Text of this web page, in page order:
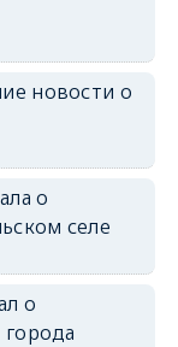
новости о
о
селе
о